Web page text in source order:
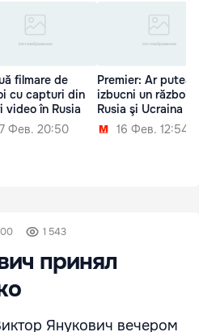
filmare de
cu capturi din
video în Rusia
Фев. 20:50
Premier: Ar putea
izbucni un război
Rusia şi Ucraina
16 Фев. 12:54
1 543
принял
Янукович вечером